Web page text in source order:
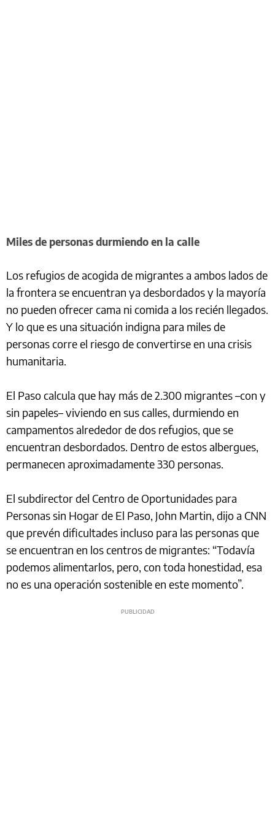
Miles de personas durmiendo en la calle
Los refugios de acogida de migrantes a ambos lados de
la frontera se encuentran ya desbordados y la mayoría
no pueden ofrecer cama ni comida a los recién llegados.
Y lo que es una situación indigna para miles de
personas corre el riesgo de convertirse en una crisis
humanitaria.
El Paso calcula que hay más de 2.300 migrantes –con y
sin papeles– viviendo en sus calles, durmiendo en
campamentos alrededor de dos refugios, que se
encuentran desbordados. Dentro de estos albergues,
permanecen aproximadamente 330 personas.
El subdirector del Centro de Oportunidades para
Personas sin Hogar de El Paso, John Martin, dijo a CNN
que prevén dificultades incluso para las personas que
se encuentran en los centros de migrantes: “Todavía
podemos alimentarlos, pero, con toda honestidad, esa
no es una operación sostenible en este momento”.